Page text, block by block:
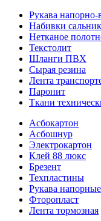
Рукава
Набивки
Нетканое
Текстолит
Шланги ПВХ
Сырая резина
Лента
Паронит
Ткани
Асбокартон
Асбошнур
Электрокартон
Клей 88 люкс
Брезент
Техпластины
Рукава
Фторопласт
Лента тормозная